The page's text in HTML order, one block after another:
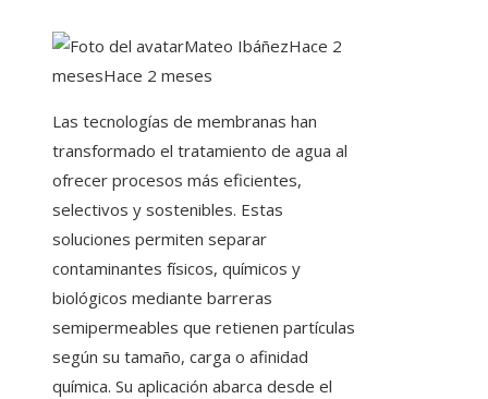
Mateo IbáñezHace 2
mesesHace 2 meses
Las tecnologías de membranas han
transformado el tratamiento de agua al
ofrecer procesos más eficientes,
selectivos y sostenibles. Estas
soluciones permiten separar
contaminantes físicos, químicos y
biológicos mediante barreras
semipermeables que retienen partículas
según su tamaño, carga o afinidad
química. Su aplicación abarca desde el